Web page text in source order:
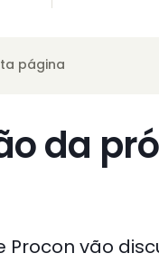
página
da
vão